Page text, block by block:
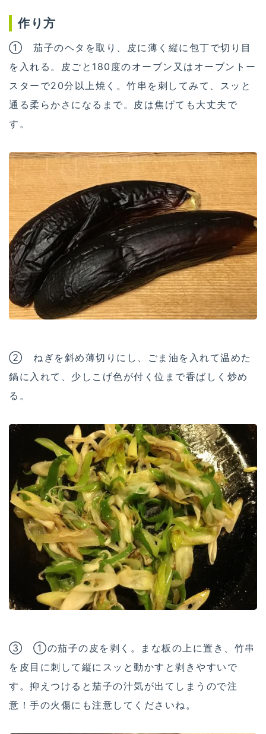
作り方
① 茄子のヘタを取り、皮に薄く縦に包丁で切り目
を入れる。皮ごと180度のオーブン又はオーブントー
スターで20分以上焼く。竹串を刺してみて、スッと
通る柔らかさになるまで。皮は焦げても大丈夫で
す。
② ねぎを斜め薄切りにし、ごま油を入れて温めた
鍋に入れて、少しこげ色が付く位まで香ばしく炒め
る。
③ ①の茄子の皮を剥く。まな板の上に置き、竹串
を皮目に刺して縦にスッと動かすと剥きやすいで
す。抑えつけると茄子の汁気が出てしまうので注
意！手の火傷にも注意してくださいね。